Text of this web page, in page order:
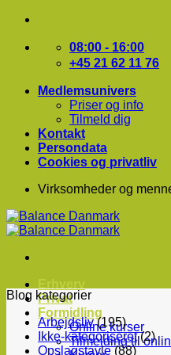
Fortsæt
indhold
08:00 - 16:00
+45 21 62 11 76
Medlemsunivers
Priser og info
Tilmeld dig
Kontakt
Persondata
Cookies og privatliv
Virksomheder og
Privat
Formidling
Online kurser
Tilmelding til
Blog kategorier
Arbejdsliv(195)
Ikke-kategoriseret(2)
Opslagstavle(88)